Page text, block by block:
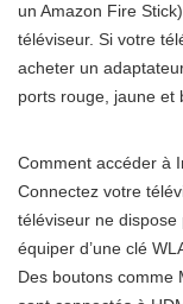
un Amazon Fire
téléviseur. Si votre
acheter un
ports rouge, jaune et
Comment accéder à
Connectez votre
téléviseur ne
équiper d’une clé
Des boutons comme